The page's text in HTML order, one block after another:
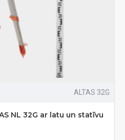
ALTAS 32G
NL 32G ar latu un statīvu